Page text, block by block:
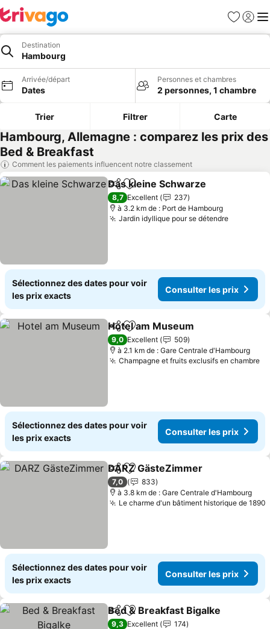
Favoris
Se
Destination
Hambourg
Arrivée/départ
Dates
Personnes et chambres
2 personnes, 1 chambre
Trier Filtrer Carte
Hambourg, Allemagne : comparez les prix des
Bed & Breakfast
Comment les paiements influencent notre classement
PartagerAjouter à mes favoris
Das kleine Schwarze
8,7 Excellent
237
à 3.2 km de : Port de Hambourg
Jardin idyllique pour se détendre
Sélectionnez des dates pour voir
les prix exacts
Consulter les prix
PartagerAjouter à mes favoris
Hotel am Museum
9,0 Excellent
509
à 2.1 km de : Gare Centrale d'Hambourg
Champagne et fruits exclusifs en chambre
Sélectionnez des dates pour voir
les prix exacts
Consulter les prix
PartagerAjouter à mes favoris
DARZ GästeZimmer
7,0
833
à 3.8 km de : Gare Centrale d'Hambourg
Le charme d'un bâtiment historique de 1890
Sélectionnez des dates pour voir
les prix exacts
Consulter les prix
PartagerAjouter à mes favoris
Bed & Breakfast Bigalke
9,3 Excellent
174